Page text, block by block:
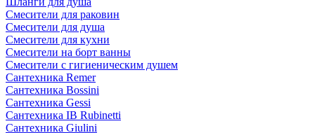
Смесители для раковин
Смесители для душа
Смесители для кухни
Смесители на борт ванны
Смесители с гигиеническим душем
Сантехника Remer
Сантехника Bossini
Сантехника Gessi
Сантехника IB Rubinetti
Сантехника Giulini